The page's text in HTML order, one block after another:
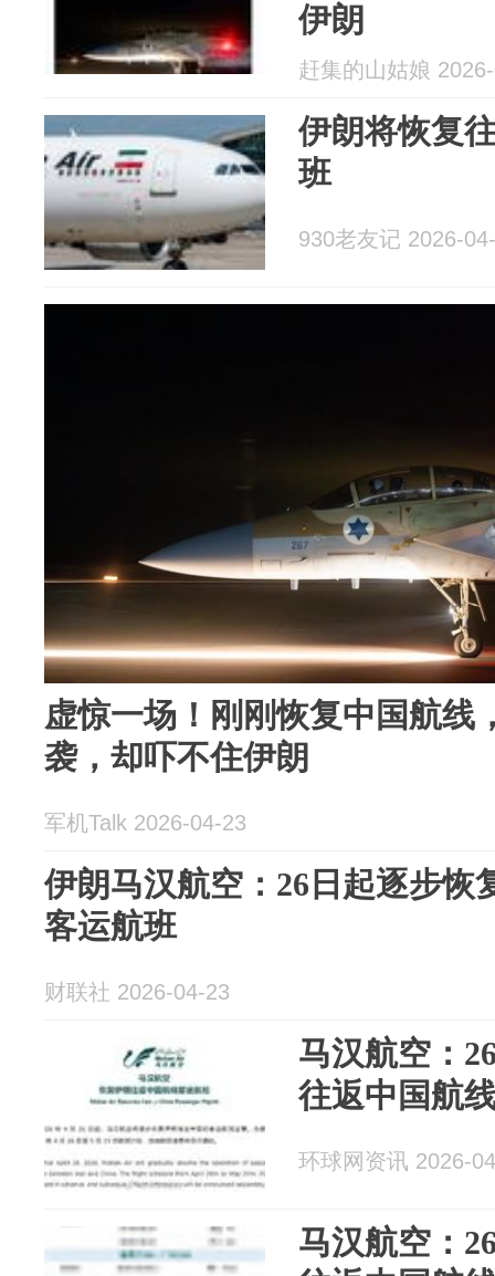
伊朗
赶集的山姑娘
伊朗将恢复
班
930老友记 2026-
虚惊一场！刚刚恢复中国航线
袭，却吓不住伊朗
军机Talk 2026-04-23
伊朗马汉航空：26日起逐步恢
客运航班
财联社 2026-04-23
马汉航空：
往返中国航
环球网资讯 2026-
马汉航空：